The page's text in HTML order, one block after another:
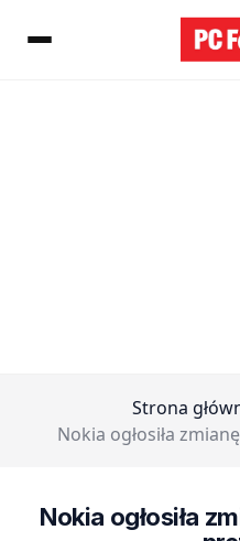
Strona
Nokia ogłosiła
Nokia ogłosiła